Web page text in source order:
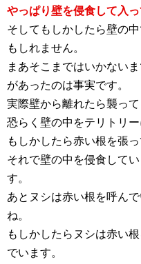
やっぱり壁を侵食して入
そしてもしかしたら壁の
もしれません。
まあそこまではいかない
があったのは事実です。
実際壁から離れたら襲って
恐らく壁の中をテリトリ
もしかしたら赤い根を張
それで壁の中を侵食して
す。
あとヌシは赤い根を呼ん
ね。
もしかしたらヌシは赤い
でいます。